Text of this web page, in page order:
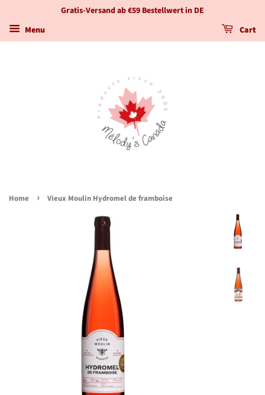
Gratis-Versand ab €59 Bestellwert in DE
Menu
Cart
Home › Vieux Moulin Hydromel de framboise